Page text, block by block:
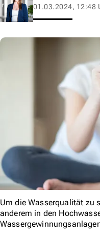
01.03.2024, 12:48
Um die Wasserqualität zu
anderem in den